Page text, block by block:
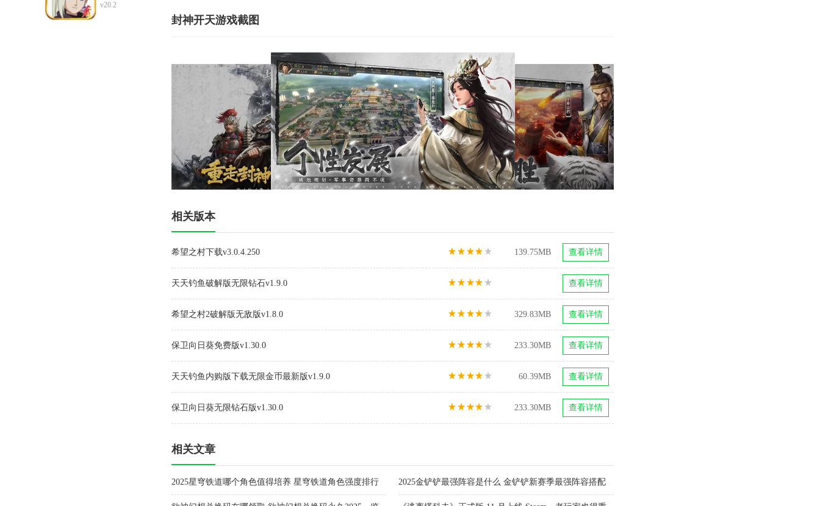
v20.2
封神开天游戏截图
相关版本
希望之村下载v3.0.4.250 139.75MB 查看详情
天天钓鱼破解版无限钻石v1.9.0 查看详情
希望之村2破解版无敌版v1.8.0 329.83MB 查看详情
保卫向日葵免费版v1.30.0 233.30MB 查看详情
天天钓鱼内购版下载无限金币最新版v1.9.0 60.39MB 查看详情
保卫向日葵无限钻石版v1.30.0 233.30MB 查看详情
相关文章
2025星穹铁道哪个角色值得培养 星穹铁道角色强度排行 2025金铲铲最强阵容是什么 金铲铲新赛季最强阵容搭配